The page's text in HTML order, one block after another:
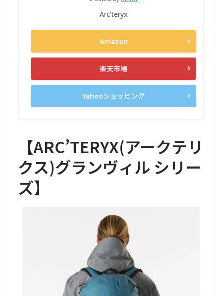
Arc'teryx
Amazon
楽天市場
Yahooショッピング
【ARC’TERYX(アークテリ
クス)グランヴィル シリー
ズ】